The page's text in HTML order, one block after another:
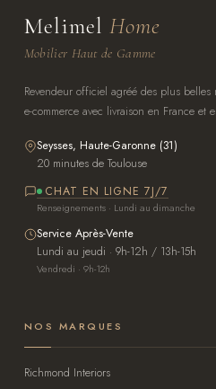
Melimel Home
Mobilier Haut de Gamme
Revendeur officiel agréé des plus belles
e-commerce avec livraison en France et
Seysses, Haute-Garonne (31)
20 minutes de Toulouse
CHAT EN LIGNE 7J/7
Renseignements · Lundi au dimanche
Service Après-Vente
Lundi au jeudi · 9h-12h / 13h-15h
Vendredi · 9h-12h
NOS MARQUES
Richmond Interiors